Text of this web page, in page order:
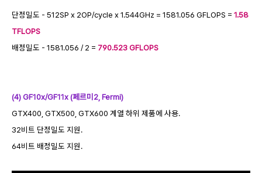
단정밀도 - 512SP x 2OP/cycle x 1.544GHz = 1581.056 GFLOPS = 1.58
TFLOPS
배정밀도 - 1581.056 / 2 = 790.523 GFLOPS
(4) GF10x/GF11x (페르미2, Fermi)
GTX400, GTX500, GTX600 계열 하위 제품에 사용.
32비트 단정밀도 지원.
64비트 배정밀도 지원.